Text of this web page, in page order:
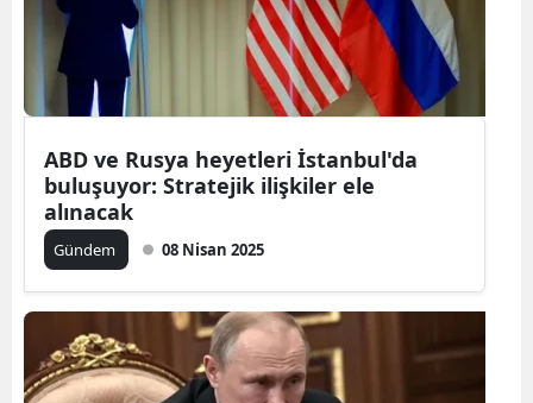
ABD ve Rusya heyetleri İstanbul'da
buluşuyor: Stratejik ilişkiler ele
alınacak
Gündem 08 Nisan 2025